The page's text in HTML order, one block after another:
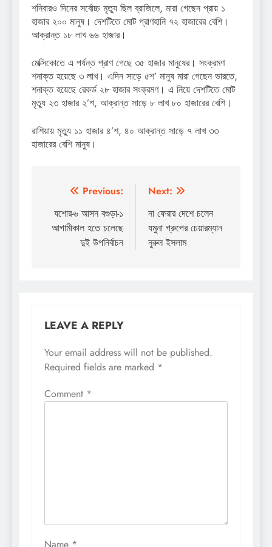
শনিবারও দিনের সর্বোচ্চ মৃত্যু ছিল ব্রাজিলে, মারা গেছেন প্রায় ১
হাজার ২০০ মানুষ। দেশটিতে মোট প্রাণহানি ৭২ হাজারের বেশি।
আক্রান্ত ১৮ লাখ ৬৬ হাজার।
মেক্সিকোতে এ পর্যন্ত প্রাণ গেছে ৩৫ হাজার মানুষের। সংক্রমণ
শনাক্ত হয়েছে ৩ লাখ। এদিন সাড়ে ৫শ’ মানুষ মারা গেছেন ভারতে,
শনাক্ত হয়েছে রেকর্ড ২৮ হাজার সংক্রমণ। এ নিয়ে দেশটিতে মোট
মৃত্যু ২৩ হাজার ২’শ, আক্রান্ত সাড়ে ৮ লাখ ৮০ হাজারের বেশি।
রাশিয়ায় মৃত্যু ১১ হাজার ৪’শ, ৪০ আক্রান্ত সাড়ে ৭ লাখ ৩৩
হাজারের বেশি মানুষ।
Post
navigation
Previous:
যশোর-৬ আসন বগুড়া-১
আগামীকাল হতে চলেছে
দুই উপনির্বাচন
Next:
না ফেরার দেশে চলেন
যমুনা গ্রুপের চেয়ারম্যান
নুরুল ইসলাম
LEAVE A REPLY
Your email address will not be published.
Required fields are marked *
Comment *
Name *